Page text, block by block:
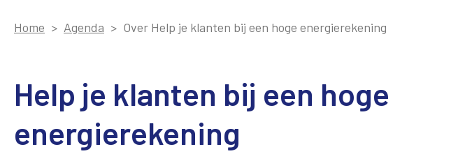
Home Agenda Over Help je klanten bij een hoge energierekening
Help je klanten bij een hoge
energierekening